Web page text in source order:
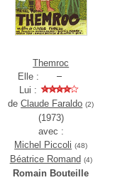
Themroc
Elle :
Lui :
deClaude Faraldo (2)
(1973)
avec :
Michel Piccoli (48)
Béatrice Romand (4)
Romain Bouteille